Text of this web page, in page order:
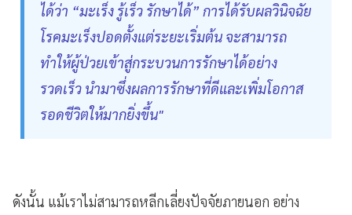
ได้ว่า “มะเร็ง รู้เร็ว รักษาได้” การได้รับผลวินิจฉัย
โรคมะเร็งปอดตั้งแต่ระยะเริ่มต้น จะสามารถ
ทำให้ผู้ป่วยเข้าสู่กระบวนการรักษาได้อย่าง
รวดเร็ว นำมาซึ่งผลการรักษาที่ดีและเพิ่มโอกาส
รอดชีวิตให้มากยิ่งขึ้น"
ดังนั้น แม้เราไม่สามารถหลีกเลี่ยงปัจจัยภายนอก อย่าง